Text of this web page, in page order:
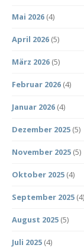
Mai 2026 (4)
April 2026 (5)
März 2026 (5)
Februar 2026 (4)
Januar 2026 (4)
Dezember 2025 (5)
November 2025 (5)
Oktober 2025 (4)
September 2025 (4)
August 2025 (5)
Juli 2025 (4)